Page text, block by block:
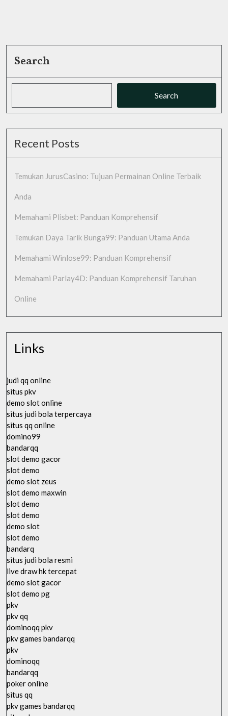
Search
Search
Recent Posts
Temukan JurusCasino: Tujuan Permainan Online Terbaik
Anda
Memahami Plisbet: Panduan Komprehensif
Temukan Daya Tarik Bunga99: Panduan Utama Anda
Memahami Winlose99: Panduan Komprehensif
Memahami Parlay4D: Panduan Komprehensif Taruhan
Online
Links
judi qq online
situs pkv
demo slot online
situs judi bola terpercaya
situs qq online
domino99
bandarqq
slot demo gacor
slot demo
demo slot zeus
slot demo maxwin
slot demo
slot demo
demo slot
slot demo
bandarq
situs judi bola resmi
live draw hk tercepat
demo slot gacor
slot demo pg
pkv
pkv qq
dominoqq pkv
pkv games bandarqq
pkv
dominoqq
bandarqq
poker online
situs qq
pkv games bandarqq